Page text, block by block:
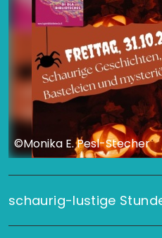
©Monika E. Pesl-Stecher
schaurig-lustige